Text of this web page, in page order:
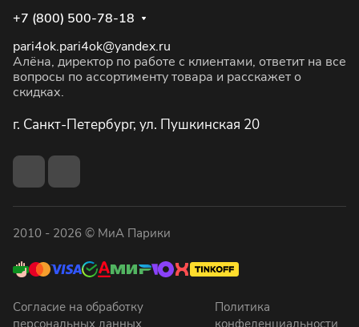
+7 (800) 500-78-18
pari4ok.pari4ok@yandex.ru
Алёна, директор по работе с клиентами, ответит на все
вопросы по ассортименту товара и расскажет о
скидках.
г. Санкт-Петербург, ул. Пушкинская 20
2010 - 2026 © МиА Парики
Согласие на обработку
Политика